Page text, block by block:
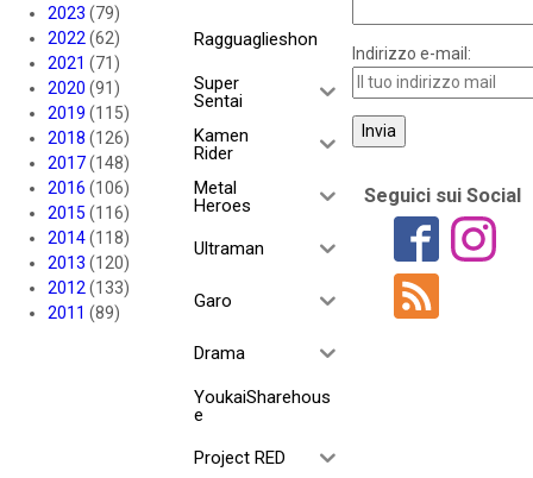
2023 (79)
2022 (62)
2021 (71)
2020 (91)
2019 (115)
2018 (126)
2017(148)
2016 (106)
2015 (116)
2014(118)
2013 (120)
2012 (133)
2011 (89)
Ragguaglieshon
Super
Sentai
Kamen
Rider
Metal
Heroes
Ultraman
Garo
Drama
YoukaiSharehous
e
Project RED
Indirizzo e-mail:
Seguici sui Social